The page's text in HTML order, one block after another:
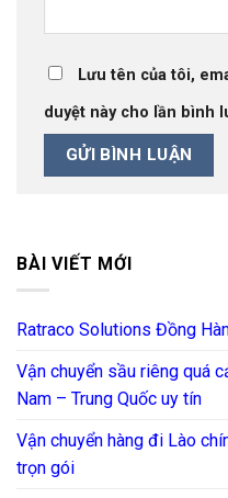
Lưu tên của tôi,
duyệt này cho lần bình
BÀI VIẾT MỚI
Ratraco Solutions Đồng
Vận chuyển sầu riêng quá
Nam – Trung Quốc uy tín
Vận chuyển hàng đi Lào
trọn gói